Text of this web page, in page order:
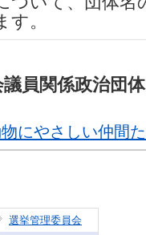
す。
議員関係政治
にやさしい仲間
選挙管理委員会